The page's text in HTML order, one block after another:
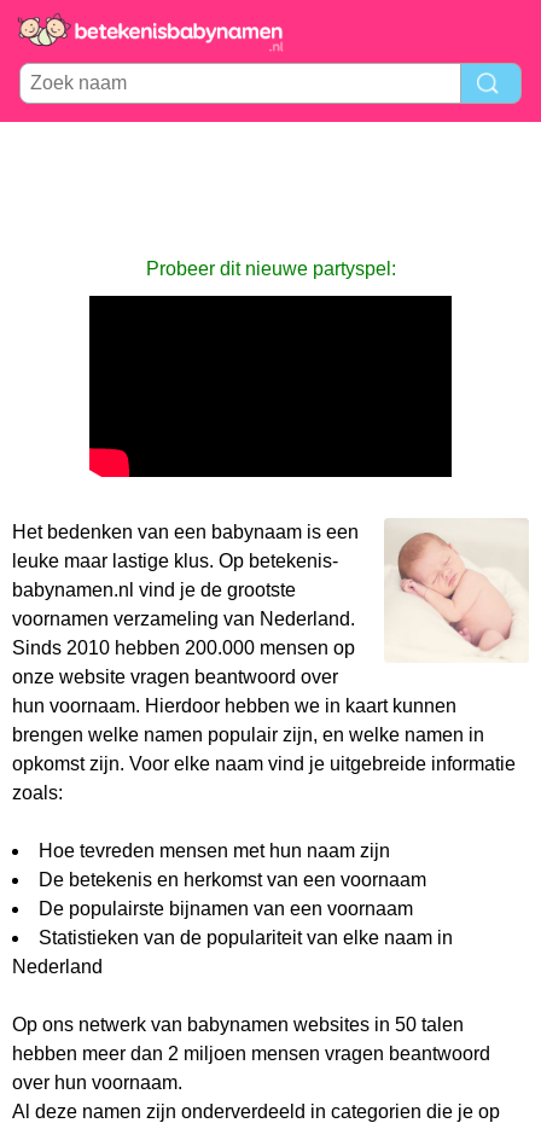
Probeer dit nieuwe partyspel:
Het bedenken van een babynaam is een
leuke maar lastige klus. Op betekenis-
babynamen.nl vind je de grootste
voornamen verzameling van Nederland.
Sinds 2010 hebben 200.000 mensen op
onze website vragen beantwoord over
hun voornaam. Hierdoor hebben we in kaart kunnen
brengen welke namen populair zijn, en welke namen in
opkomst zijn. Voor elke naam vind je uitgebreide informatie
zoals:
Hoe tevreden mensen met hun naam zijn
De betekenis en herkomst van een voornaam
De populairste bijnamen van een voornaam
Statistieken van de populariteit van elke naam in
Nederland
Op ons netwerk van babynamen websites in 50 talen
hebben meer dan 2 miljoen mensen vragen beantwoord
over hun voornaam.
Al deze namen zijn onderverdeeld in categorien die je op